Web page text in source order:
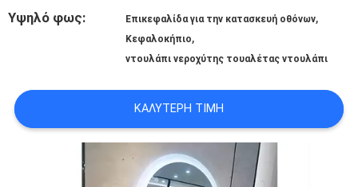
ΌΛΕΣ
ΠΕΡΙΠΤΏΣΕΙΣ
ΖΗΤΉΣΤΕ
Υψηλό φως: Επικεφαλίδα για την κατασκευή οθόνων,
Κεφαλοκήπιο,
ντουλάπι νεροχύτης τουαλέτας ντουλάπι
ΚΑΛΎΤΕΡΗ ΤΙΜΉ